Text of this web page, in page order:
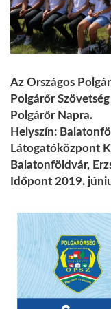
Az Országos
Polgárőr
Polgárőr Napra.
Helyszín:
Látogatóközpont
Balatonföldvár,
Időpont 2019.